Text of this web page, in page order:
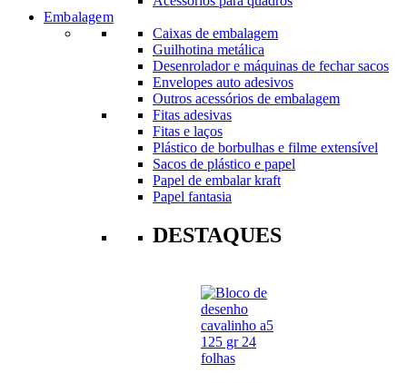
Embalagem
Caixas de embalagem
Guilhotina metálica
Desenrolador e máquinas de fechar sacos
Envelopes auto adesivos
Outros acessórios de embalagem
Fitas adesivas
Fitas e laços
Plástico de borbulhas e filme extensível
Sacos de plástico e papel
Papel de embalar kraft
Papel fantasia
DESTAQUES